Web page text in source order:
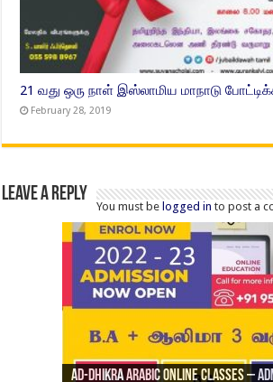
21 வது ஒரு நாள் இஸ்லாமிய மாநாடு
February 28, 2019
Leave a Reply
You must be logged in to post a
Ad-Dhikra Arabic Online Classes –
ரியாத் ஜும்ஆ தமிழாக்கம், Jamia